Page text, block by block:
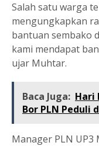
Salah satu warga
mengungkapkan
bantuan sembako
kami mendapat
ujar Muhtar.
Baca Juga: Hari
Bor PLN Peduli
Manager PLN UP3